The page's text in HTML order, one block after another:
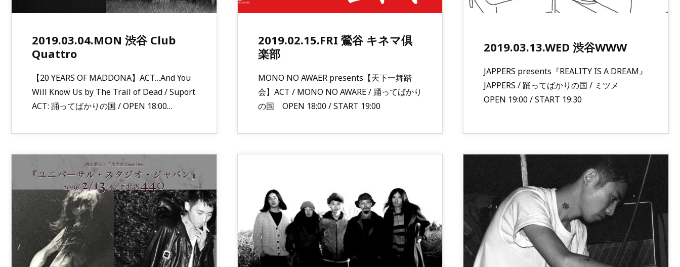
2019.03.04.MON 渋谷 Club
Quattro
【20 YEARS OF MADDONA】ACT…And You
Will Know Us by The Trail of Dead / Suport
ACT: 踊ってばかりの国 / OPEN 18:00…
2019.02.15.FRI 鶯谷 キネマ倶
楽部
MONO NO AWAER presents【天下一舞踏
会】ACT / MONO NO AWARE / 踊ってばかり
の国 OPEN 18:00 / START 19:00
2019.03.13.WED 渋谷WWW
JAPPERS presents『REALITY IS A DREAM』
JAPPERS / 踊ってばかりの国 / ミツメ
OPEN 19:00 / START 19:30